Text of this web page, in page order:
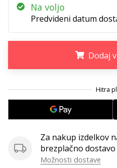
Na voljo
Predvideni datum
Dodaj
Za nakup izdelkov
brezplačno dostavo
Možnosti dostave